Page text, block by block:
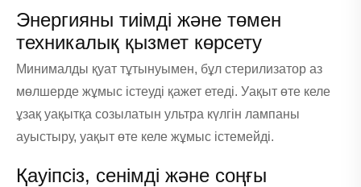
Энергияны тиімді және төмен
техникалық қызмет көрсету
Минималды қуат тұтынуымен, бұл стерилизатор аз
мөлшерде жұмыс істеуді қажет етеді. Уақыт өте келе
ұзақ уақытқа созылатын ультра күлгін лампаны
ауыстыру, уақыт өте келе жұмыс істемейді.
Қауіпсіз, сенімді және соңғы